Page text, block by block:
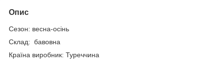
Опис
Сезон: весна-осінь
Склад: бавовна
Країна виробник: Туреччина